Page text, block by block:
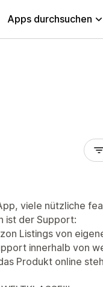
Apps durchsuchen
viele nützliche
ist der Support:
Listings von
innerhalb von
Produkt online